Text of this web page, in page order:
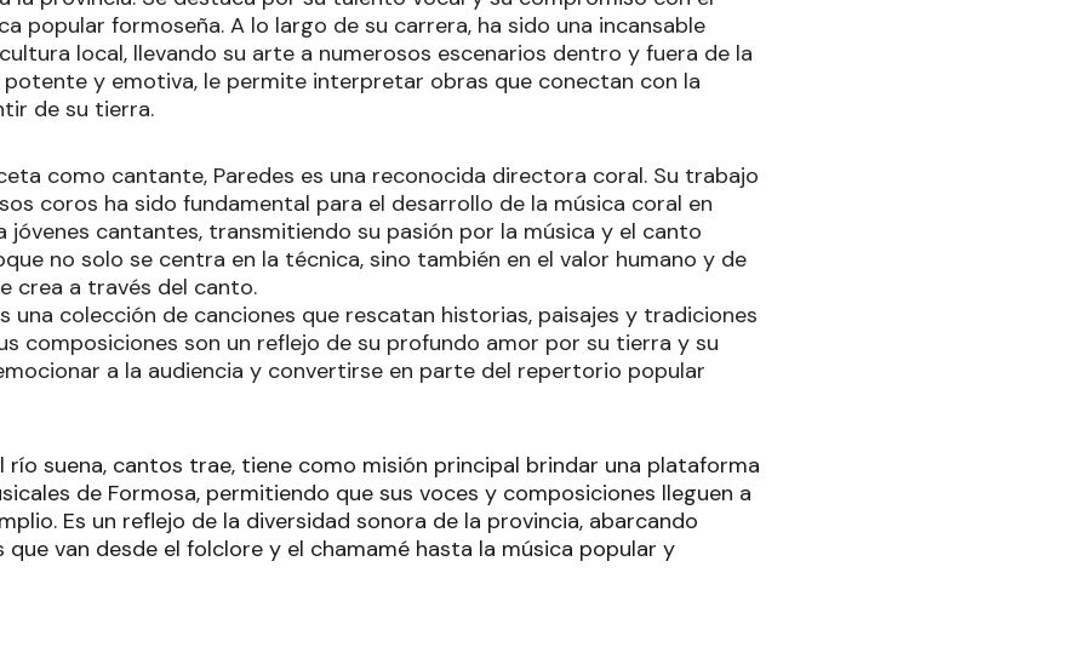
popular formoseña. A lo largo de su carrera, ha sido una incansable
local, llevando su arte a numerosos escenarios dentro y fuera de la
potente y emotiva, le permite interpretar obras que conectan con la
de su tierra.
como cantante, Paredes es una reconocida directora coral. Su trabajo
coros ha sido fundamental para el desarrollo de la música coral en
jóvenes cantantes, transmitiendo su pasión por la música y el canto
no solo se centra en la técnica, sino también en el valor humano y de
crea a través del canto.
una colección de canciones que rescatan historias, paisajes y tradiciones
composiciones son un reflejo de su profundo amor por su tierra y su
a la audiencia y convertirse en parte del repertorio popular
río suena, cantos trae, tiene como misión principal brindar una plataforma
de Formosa, permitiendo que sus voces y composiciones lleguen a
Es un reflejo de la diversidad sonora de la provincia, abarcando
van desde el folclore y el chamamé hasta la música popular y